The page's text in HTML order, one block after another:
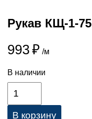
Рукав КЩ-1-
993 ₽ /м
В наличии
В корзину